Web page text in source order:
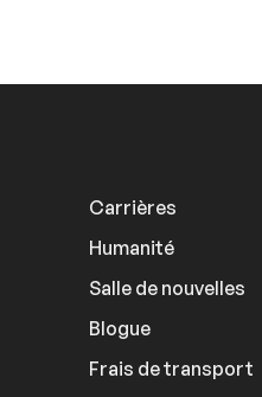
Carrières
Humanité
Salle de nouvelles
Blogue
Frais de transport